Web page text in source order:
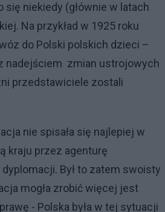
niekiedy (głównie w latach
Na przykład w 1925 roku
do Polski polskich dzieci –
nadejściem zmian ustrojowych
przedstawiciele zostali
nie spisała się najlepiej w
kraju przez agenturę
Był to zatem swoisty
mogła zrobić więcej jest
- Polska była w tej sytuacji